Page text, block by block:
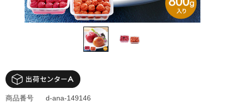
商品番号 d-ana-149146